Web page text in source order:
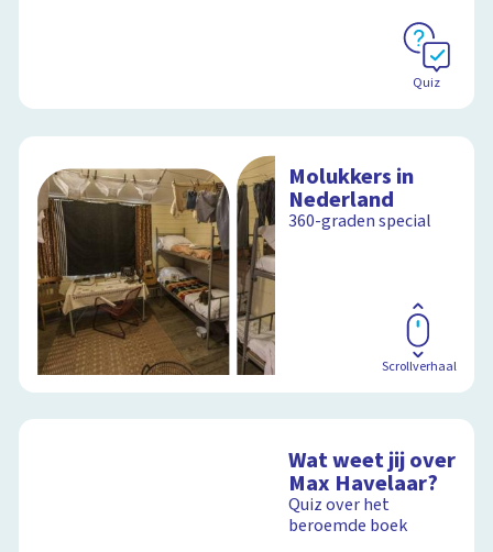
Quiz
Molukkers in
Nederland
360-graden special
Scrollverhaal
Wat weet jij over
Max Havelaar?
Quiz over het
beroemde boek